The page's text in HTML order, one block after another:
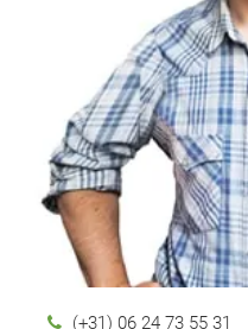
(+31) 06 24 73 55 31